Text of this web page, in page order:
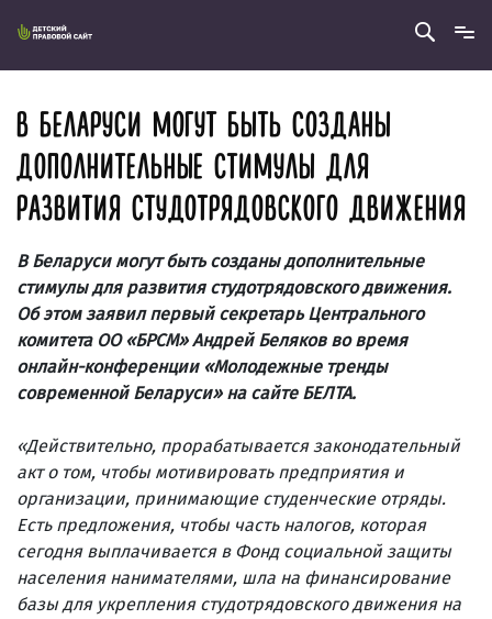
В БЕЛАРУСИ МОГУТ БЫТЬ СОЗДАНЫ
ДОПОЛНИТЕЛЬНЫЕ СТИМУЛЫ ДЛЯ
РАЗВИТИЯ СТУДОТРЯДОВСКОГО ДВИЖЕНИЯ
В Беларуси могут быть созданы дополнительные
стимулы для развития студотрядовского движения.
Об этом заявил первый секретарь Центрального
комитета ОО «БРСМ» Андрей Беляков во время
онлайн-конференции «Молодежные тренды
современной Беларуси» на сайте БЕЛТА.
«Действительно, прорабатывается законодательный
акт о том, чтобы мотивировать предприятия и
организации, принимающие студенческие отряды.
Есть предложения, чтобы часть налогов, которая
сегодня выплачивается в Фонд социальной защиты
населения нанимателями, шла на финансирование
базы для укрепления студотрядовского движения на